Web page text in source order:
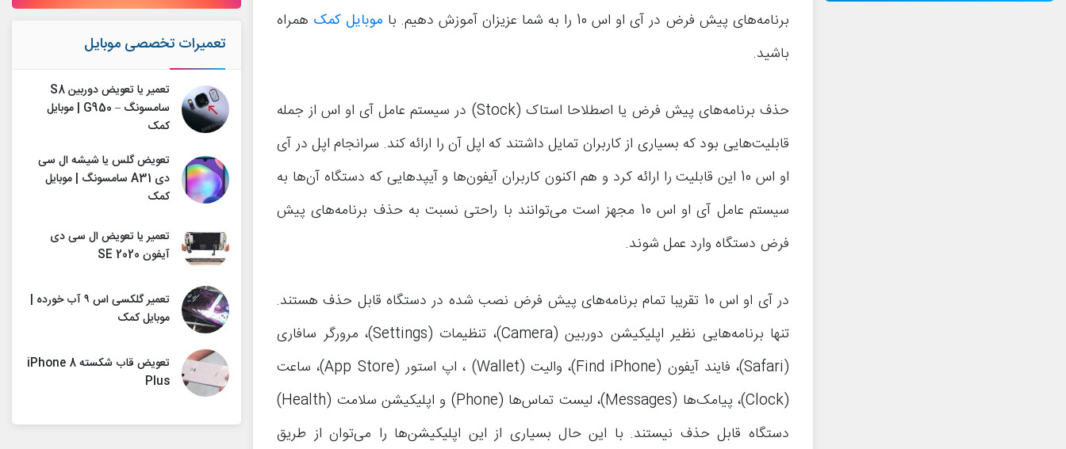
برنامه‌های پیش فرض در آی او اس 10 را به شما عزیزان آموزش دهیم. با
موبایل کمک همراه
باشید.
حذف برنامه‌های پیش فرض یا اصطلاحا استاک (Stock) در سیستم عامل آی او اس از جمله
قابلیت‌هایی بود که بسیاری از کاربران تمایل داشتند که اپل آن را ارائه کند. سرانجام اپل در آی
او اس 10 این قابلیت را ارائه کرد و هم اکنون کاربران آیفون‌ها و آیپدهایی که دستگاه آن‌ها به
سیستم عامل آی او اس 10 مجهز است می‌توانند با راحتی نسبت به حذف برنامه‌های پیش
فرض دستگاه وارد عمل شوند.
در آی او اس 10 تقریبا تمام برنامه‌های پیش فرض نصب شده در دستگاه قابل حذف هستند.
تنها برنامه‌هایی نظیر اپلیکیشن دوربین (Camera)، تنظیمات (Settings)، مرورگر سافاری
(Safari)، فایند آیفون (Find iPhone)، والیت (Wallet) ، اپ استور (App Store)، ساعت
(Clock)، پیامک‌ها (Messages)، لیست تماس‌ها (Phone) و اپلیکیشن سلامت (Health)
دستگاه قابل حذف نیستند. با این حال بسیاری از این اپلیکیشن‌ها را می‌توان از طریق
تعمیرات تخصصی موبایل
تعمیر یا تعویض دوربین S8
سامسونگ – G950 | موبایل
کمک
تعویض گلس یا شیشه ال سی
دی A31 سامسونگ | موبایل
کمک
تعمیر یا تعویض ال سی دی
آیفون SE 2020
تعمیر گلکسی اس ۹ آب خورده |
موبایل کمک
تعویض قاب شکسته iPhone 8
Plus